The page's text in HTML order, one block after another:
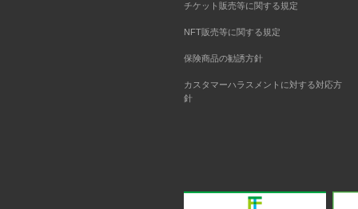
チケット販売等に関する規定
NFT販売等に関する規定
保険商品の勧誘方針
カスタマーハラスメントに対する対応方
針